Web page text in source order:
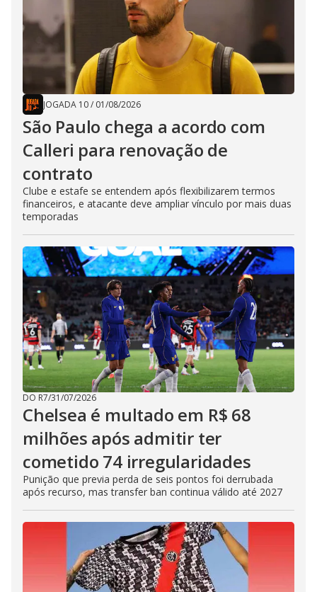
JOGADA 10/ 01/08/2026
São Paulo chega a acordo com
Calleri para renovação de
contrato
Clube e estafe se entendem após flexibilizarem termos
financeiros, e atacante deve ampliar vínculo por mais duas
temporadas
DO R7/31/07/2026
Chelsea é multado em R$ 68
milhões após admitir ter
cometido 74 irregularidades
Punição que previa perda de seis pontos foi derrubada
após recurso, mas transfer ban continua válido até 2027